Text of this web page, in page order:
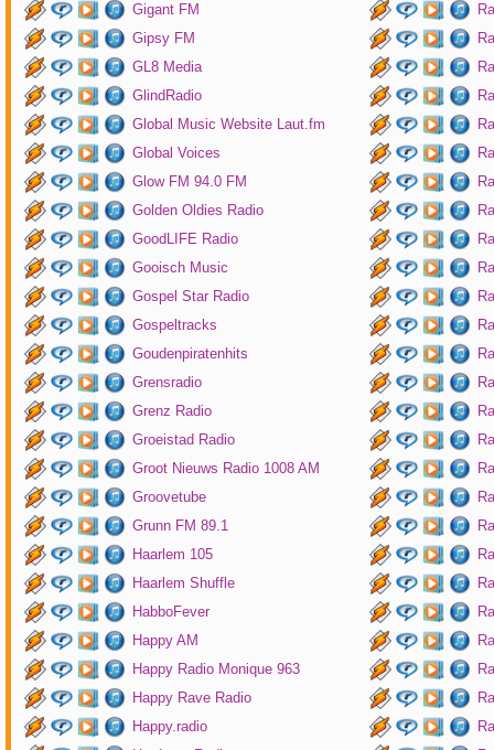
Gigant FM
Gipsy FM
GL8 Media
GlindRadio
Global Music Website Laut.fm
Global Voices
Glow FM 94.0 FM
Golden Oldies Radio
GoodLIFE Radio
Gooisch Music
Gospel Star Radio
Gospeltracks
Goudenpiratenhits
Grensradio
Grenz Radio
Groeistad Radio
Groot Nieuws Radio 1008 AM
Groovetube
Grunn FM 89.1
Haarlem 105
Haarlem Shuffle
HabboFever
Happy AM
Happy Radio Monique 963
Happy Rave Radio
Happy.radio